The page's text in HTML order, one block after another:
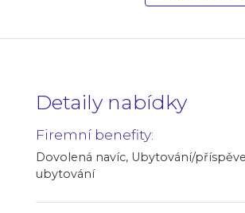
Detaily nabídky
Firemní benefity:
Dovolená navíc, Ubytování/
ubytování